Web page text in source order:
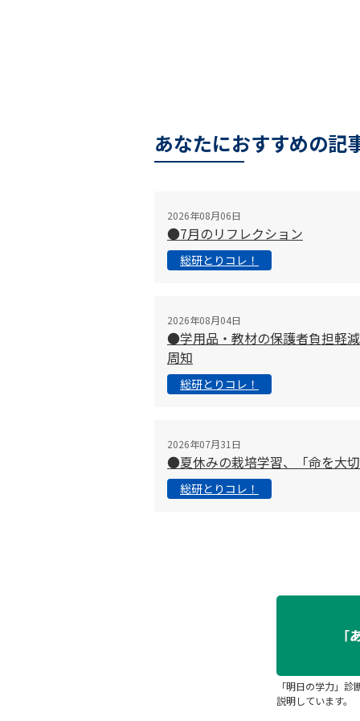
あなたにおすすめの記
2026年08月06日
●7月のリフレクション
総研とりコレ！
2026年08月04日
●学用品・教材の保護者負担軽
周知
総研とりコレ！
2026年07月31日
●夏休みの栽培学習、「命を大
総研とりコレ！
「明日の学力」
説明しています。